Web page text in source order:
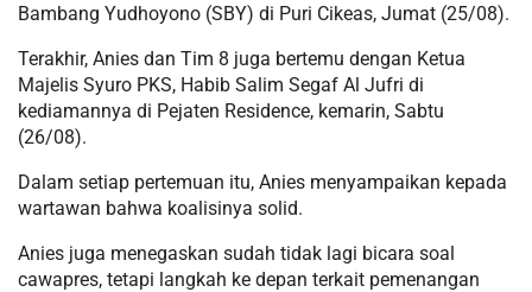
Bambang Yudhoyono (SBY) di Puri Cikeas, Jumat (25/08).
Terakhir, Anies dan Tim 8 juga bertemu dengan Ketua
Majelis Syuro PKS, Habib Salim Segaf Al Jufri di
kediamannya di Pejaten Residence, kemarin, Sabtu
(26/08).
Dalam setiap pertemuan itu, Anies menyampaikan kepada
wartawan bahwa koalisinya solid.
Anies juga menegaskan sudah tidak lagi bicara soal
cawapres, tetapi langkah ke depan terkait pemenangan